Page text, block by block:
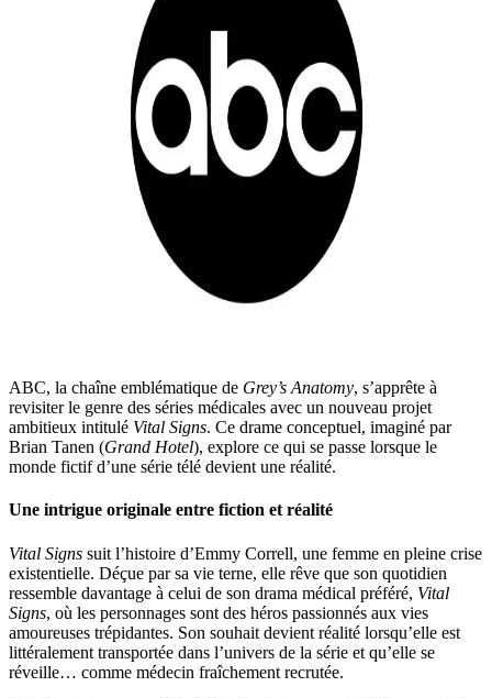
ABC, la chaîne emblématique de Grey’s Anatomy, s’apprête à
revisiter le genre des séries médicales avec un nouveau projet
ambitieux intitulé Vital Signs. Ce drame conceptuel, imaginé par
Brian Tanen (Grand Hotel), explore ce qui se passe lorsque le
monde fictif d’une série télé devient une réalité.
Une intrigue originale entre fiction et réalité
Vital Signs suit l’histoire d’Emmy Correll, une femme en pleine crise
existentielle. Déçue par sa vie terne, elle rêve que son quotidien
ressemble davantage à celui de son drama médical préféré, Vital
Signs, où les personnages sont des héros passionnés aux vies
amoureuses trépidantes. Son souhait devient réalité lorsqu’elle est
littéralement transportée dans l’univers de la série et qu’elle se
réveille… comme médecin fraîchement recrutée.